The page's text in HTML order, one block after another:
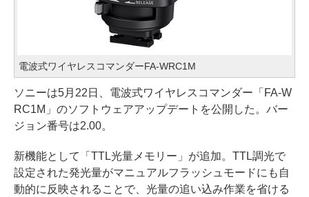
電波式ワイヤレスコマンダーFA-WRC1M
ソニーは5月22日、電波式ワイヤレスコマンダー「FA-W
RC1M」のソフトウェアアップデートを公開した。バー
ジョン番号は2.00。
新機能として「TTL光量メモリー」が追加。TTL調光で
設定された発光量がマニュアルフラッシュモードにも自
動的に反映されることで、光量の追い込み作業を省ける